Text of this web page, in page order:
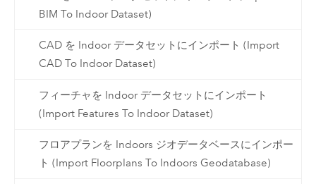
BIM To Indoor Dataset)
CAD を Indoor データセットにインポート (Import
CAD To Indoor Dataset)
フィーチャを Indoor データセットにインポート
(Import Features To Indoor Dataset)
フロアプランを Indoors ジオデータベースにインポー
ト (Import Floorplans To Indoors Geodatabase)